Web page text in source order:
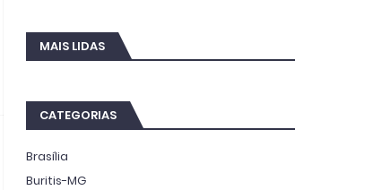
MAIS LIDAS
CATEGORIAS
Brasília
Buritis-MG